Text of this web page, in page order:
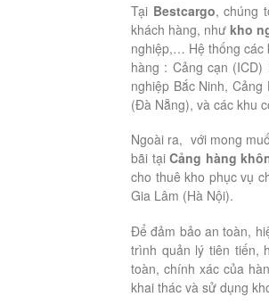
Tại Bestcargo, chúng
khách hàng, như kho
nghiệp,… Hệ thống các
hàng : Cảng cạn
nghiệp Bắc Ninh,
(Đà Nẵng), và các khu
Ngoài ra, với mong
bãi tạiCảng hàng
cho thuê kho phục vụ
Gia Lâm (Hà Nội).
Để đảm bảo an toàn,
trình quản lý tiên tiến,
toàn, chính xác của
khai thác và sử dụng